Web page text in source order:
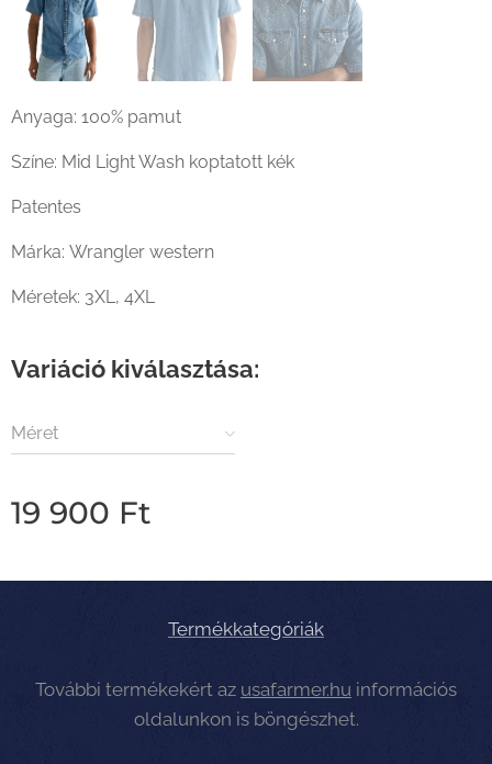
Wrangler western rövid ujjú farmer ing Mid Light Wash színben
Anyaga: 100% pamut
Színe: Mid Light Wash koptatott kék
Patentes
Márka: Wrangler western
Méretek: 3XL, 4XL
Variáció kiválasztása:
Méret
19 900 Ft
Termékkategóriák
További termékekért az usafarmer.hu információs
oldalunkon is böngészhet.